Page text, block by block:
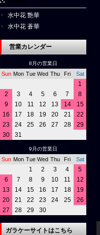
水中花 艶華
水中花 蒼華
営業カレンダー
8月の営業日
Sun Mon Tue Wed Thu Fri Sat
1
2
3 4 5 6 7
8
9
10 11 12 13 14
15
16
17 18 19 20 21
22
23
24 25 26 27 28
29
30
31
9月の営業日
Sun Mon Tue Wed Thu Fri Sat
1 2 3 4
5
6
7 8 9 10 11
12
13
14 15 16 17 18
19
20
21 22 23 24 25
26
27
28 29 30
ガラケーサイトはこちら